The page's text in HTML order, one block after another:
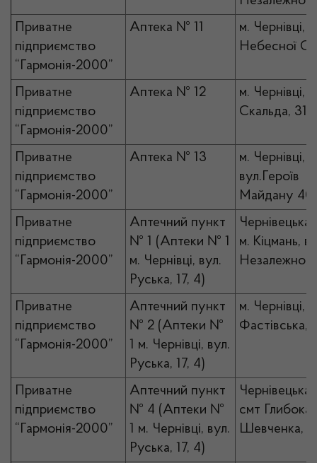
Приватне
підприємство
“Гармонія-2000”
Аптека № 11
м. Чернівці,
Небесної
Приватне
підприємство
“Гармонія-2000”
Аптека № 12
м. Чернівці,
Скальда, 31
Приватне
підприємство
“Гармонія-2000”
Аптека № 13
м. Чернівці,
вул.Героїв
Майдану 40
Приватне
підприємство
“Гармонія-2000”
Аптечний пункт
№ 1 (Аптеки № 1
м. Чернівці, вул.
Руська, 17, 4)
Чернівецька
м. Кіцмань,
Приватне
підприємство
“Гармонія-2000”
Аптечний пункт
№ 2 (Аптеки №
1 м. Чернівці, вул.
Руська, 17, 4)
м. Чернівці,
Фастівська,
Приватне
підприємство
“Гармонія-2000”
Аптечний пункт
№ 4 (Аптеки №
1 м. Чернівці, вул.
Руська, 17, 4)
Чернівецька
смт Глибока,
Шевченка,